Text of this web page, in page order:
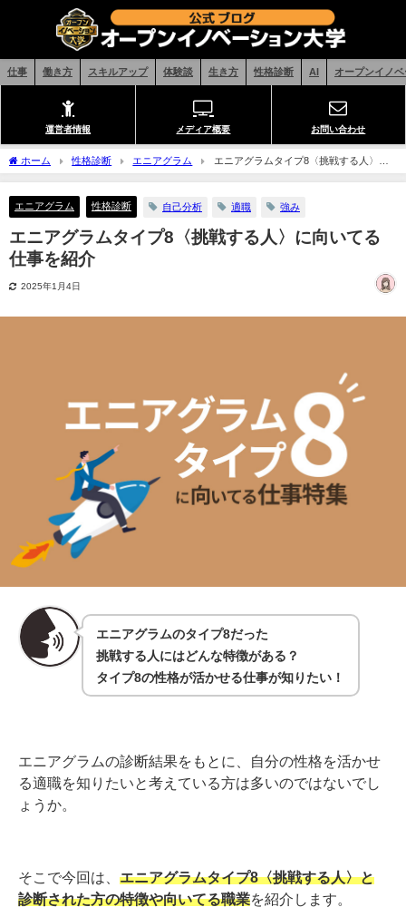
仕事 働き方 スキルアップ 体験談 生き方 性格診断 AI オープンイノ
運営者情報 メディア概要 お問い合わせ
ホーム 性格診断 エニアグラム
エニアグラムタイプ8〈挑戦する人〉に
向いてる仕事を紹介
エニアグラム 性格診断 自己分析 適職 強み
エニアグラムタイプ8〈挑戦する人〉に向いてる
仕事を紹介
2025年1月4日
エニアグラムのタイプ8だった
挑戦する人にはどんな特徴がある？
タイプ8の性格が活かせる仕事が知りたい！
エニアグラムの診断結果をもとに、自分の性格を活かせ
る適職を知りたいと考えている方は多いのではないでし
ょうか。
そこで今回は、 エニアグラムタイプ8〈挑戦する人〉と
診断された方の特徴や向いてる職業を紹介します。